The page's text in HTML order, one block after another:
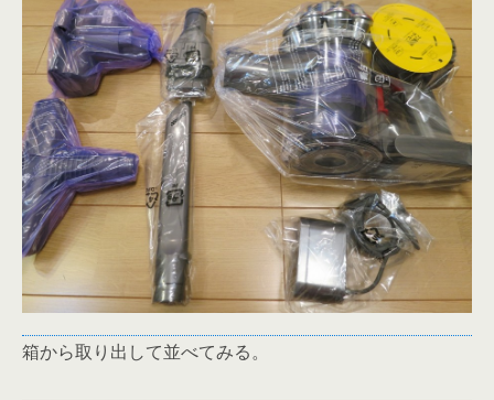
箱から取り出して並べてみる。